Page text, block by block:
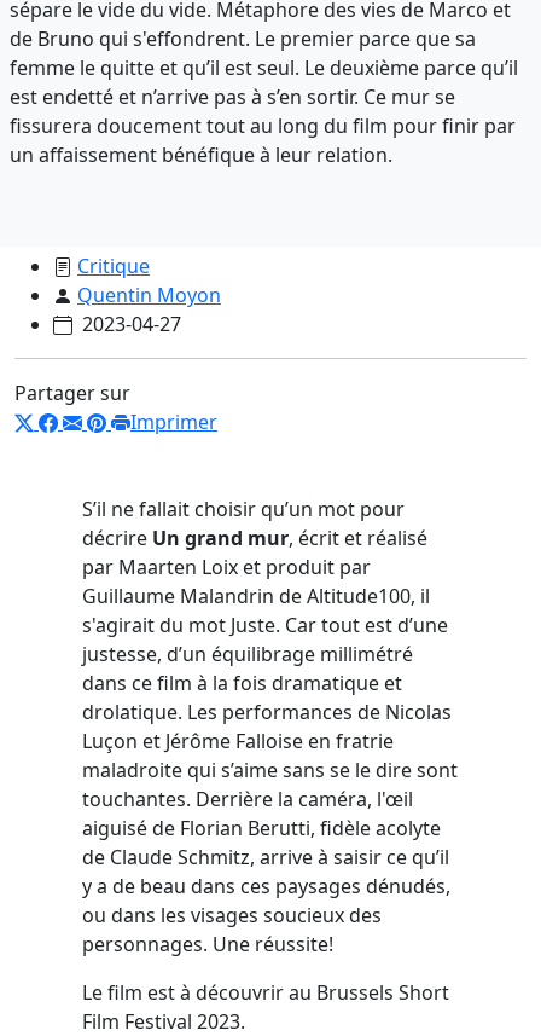
sépare le vide du vide. Métaphore des vies de Marco et
de Bruno qui s'effondrent. Le premier parce que sa
femme le quitte et qu’il est seul. Le deuxième parce qu’il
est endetté et n’arrive pas à s’en sortir. Ce mur se
fissurera doucement tout au long du film pour finir par
un affaissement bénéfique à leur relation.
Critique
Quentin Moyon
2023-04-27
Partager sur
Imprimer
S’il ne fallait choisir qu’un mot pour
décrire Un grand mur, écrit et réalisé
par Maarten Loix et produit par
Guillaume Malandrin de Altitude100, il
s'agirait du mot Juste. Car tout est d’une
justesse, d’un équilibrage millimétré
dans ce film à la fois dramatique et
drolatique. Les performances de Nicolas
Luçon et Jérôme Falloise en fratrie
maladroite qui s’aime sans se le dire sont
touchantes. Derrière la caméra, l'œil
aiguisé de Florian Berutti, fidèle acolyte
de Claude Schmitz, arrive à saisir ce qu’il
y a de beau dans ces paysages dénudés,
ou dans les visages soucieux des
personnages. Une réussite!
Le film est à découvrir au Brussels Short
Film Festival 2023.